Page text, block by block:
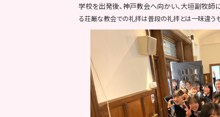
学校を出発後、神戸教会へ向かい、大垣副牧師
る荘厳な教会での礼拝は普段の礼拝とは一味違う